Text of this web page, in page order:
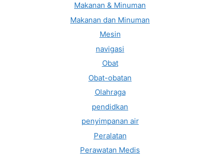
Makanan & Minuman
Makanan dan Minuman
Mesin
navigasi
Obat
Obat-obatan
Olahraga
pendidkan
penyimpanan air
Peralatan
Perawatan Medis